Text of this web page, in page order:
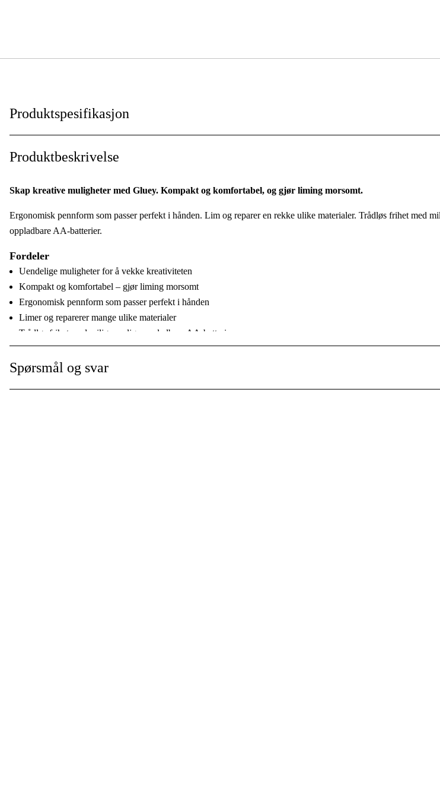
Produktspesifikasjon
Drifttyp:
Produktbeskrivelse
Skap kreative muligheter med Gluey. Kompakt og komfortabel, og gjør liming morsomt.
Ergonomisk pennform som passer perfekt i hånden. Lim og reparer en rekke ulike materialer. Trådløs frihet med
oppladbare AA-batterier.
Fordeler
Uendelige muligheter for å vekke kreativiteten
Kompakt og komfortabel – gjør liming morsomt
Ergonomisk pennform som passer perfekt i hånden
Limer og reparerer mange ulike materialer
Trådløs frihet med miljøvennlige oppladbare AA-batterier
Spørsmål og svar